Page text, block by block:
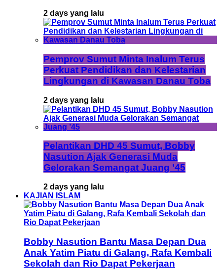
2 days yang lalu
Pemprov Sumut Minta Inalum Terus
Perkuat Pendidikan dan Kelestarian
Lingkungan di Kawasan Danau Toba
2 days yang lalu
Pelantikan DHD 45 Sumut, Bobby
Nasution Ajak Generasi Muda
Gelorakan Semangat Juang ’45
2 days yang lalu
KAJIAN ISLAM
Bobby Nasution Bantu Masa Depan Dua
Anak Yatim Piatu di Galang, Rafa Kembali
Sekolah dan Rio Dapat Pekerjaan